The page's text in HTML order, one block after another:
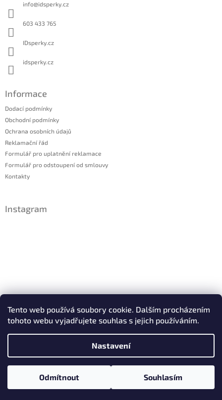
Tento web používá soubory cookie. Dalším procházením
tohoto webu vyjadřujete souhlas s jejich používáním.
Nastavení
Odmítnout Souhlasím
info@idsperky.cz
603 433 765
IDsperky.cz
idsperky.cz
Informace
Dodací podmínky
Obchodní podmínky
Ochrana osobních údajů
Reklamační řád
Formulář pro uplatnění reklamace
Formulář pro odstoupení od smlouvy
Kontakty
Instagram
Sledovat na Instagramu
Facebook
Vytvořil Shoptet Copyright 2026
. Všechna práva vyhrazena.
Upravit nastavení cookies